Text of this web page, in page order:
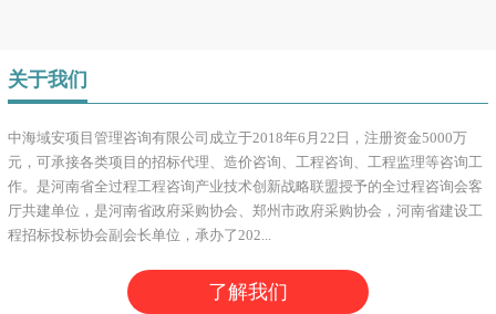
关于我们
中海域安项目管理咨询有限公司成立于2018年6月22日，注册资金5000万
元，可承接各类项目的招标代理、造价咨询、工程咨询、工程监理等咨询工
作。是河南省全过程工程咨询产业技术创新战略联盟授予的全过程咨询会客
厅共建单位，是河南省政府采购协会、郑州市政府采购协会，河南省建设工
程招标投标协会副会长单位，承办了202...
了解我们